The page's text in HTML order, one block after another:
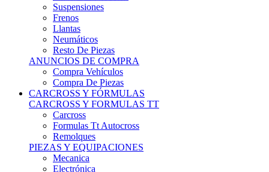
Suspensiones
Frenos
Llantas
Neumáticos
Resto De Piezas
ANUNCIOS DE COMPRA
Compra Vehículos
Compra De Piezas
CARCROSS Y FÓRMULAS
CARCROSS Y FORMULAS TT
Carcross
Formulas Tt Autocross
Remolques
PIEZAS Y EQUIPACIONES
Mecanica
Electrónica